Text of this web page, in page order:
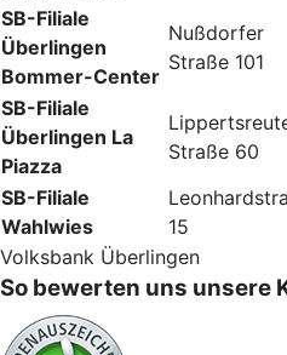
SB-Filiale
Überlingen
Bommer-Center
Nußdorfer
Straße 101
SB-Filiale
Überlingen La
Piazza
Straße 60
SB-Filiale
Wahlwies
15
Volksbank Überlingen
So bewerten uns unsere